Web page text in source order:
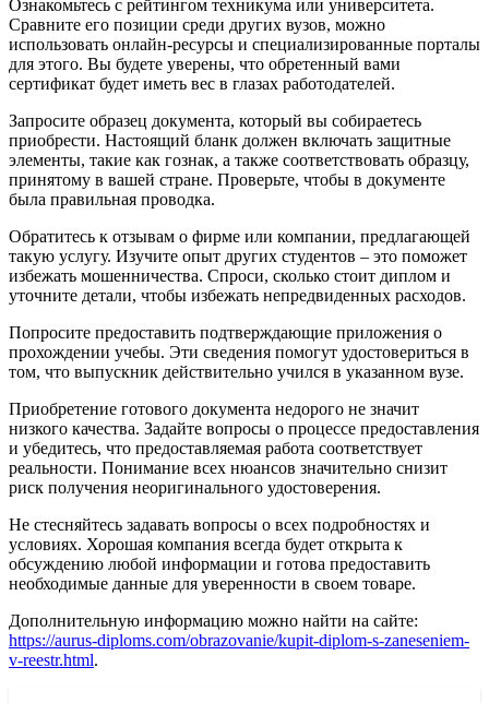
Ознакомьтесь с рейтингом техникума или университета.
Сравните его позиции среди других вузов, можно
использовать онлайн-ресурсы и специализированные порталы
для этого. Вы будете уверены, что обретенный вами
сертификат будет иметь вес в глазах работодателей.
Запросите образец документа, который вы собираетесь
приобрести. Настоящий бланк должен включать защитные
элементы, такие как гознак, а также соответствовать образцу,
принятому в вашей стране. Проверьте, чтобы в документе
была правильная проводка.
Обратитесь к отзывам о фирме или компании, предлагающей
такую услугу. Изучите опыт других студентов – это поможет
избежать мошенничества. Спроси, сколько стоит диплом и
уточните детали, чтобы избежать непредвиденных расходов.
Попросите предоставить подтверждающие приложения о
прохождении учебы. Эти сведения помогут удостовериться в
том, что выпускник действительно учился в указанном вузе.
Приобретение готового документа недорого не значит
низкого качества. Задайте вопросы о процессе предоставления
и убедитесь, что предоставляемая работа соответствует
реальности. Понимание всех нюансов значительно снизит
риск получения неоригинального удостоверения.
Не стесняйтесь задавать вопросы о всех подробностях и
условиях. Хорошая компания всегда будет открыта к
обсуждению любой информации и готова предоставить
необходимые данные для уверенности в своем товаре.
Дополнительную информацию можно найти на сайте:
https://aurus-diploms.com/obrazovanie/kupit-diplom-s-zaneseniem-
v-reestr.html.